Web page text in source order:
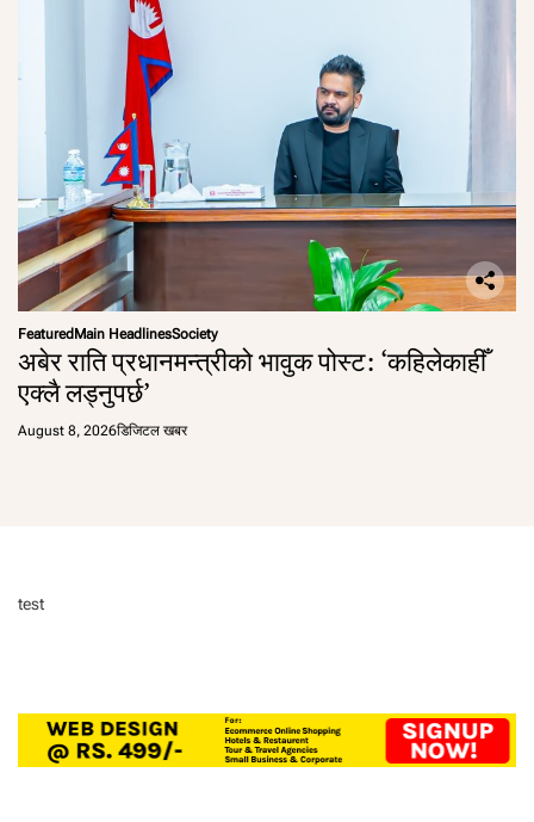
Featured Main HeadlinesSociety
अबेर राति प्रधानमन्त्रीको भावुक पोस्ट: ‘कहिलेकाहीँ
एक्लै लड्नुपर्छ’
August 8, 2026डिजिटल खबर
test